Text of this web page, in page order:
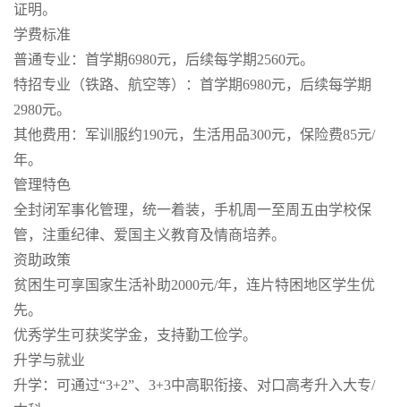
证明。
学费标准
普通专业：首学期6980元，后续每学期2560元。
特招专业（铁路、航空等）：首学期6980元，后续每学期
2980元。
其他费用：军训服约190元，生活用品300元，保险费85元/
年。
管理特色
全封闭军事化管理，统一着装，手机周一至周五由学校保
管，注重纪律、爱国主义教育及情商培养。
资助政策
贫困生可享国家生活补助2000元/年，连片特困地区学生优
先。
优秀学生可获奖学金，支持勤工俭学。
升学与就业
升学：可通过“3+2”、3+3中高职衔接、对口高考升入大专/